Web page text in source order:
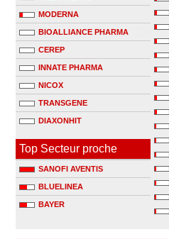
MODERNA
BIOALLIANCE PHARMA
CEREP
INNATE PHARMA
NICOX
TRANSGENE
DIAXONHIT
Top Secteur proche
SANOFI AVENTIS
BLUELINEA
BAYER